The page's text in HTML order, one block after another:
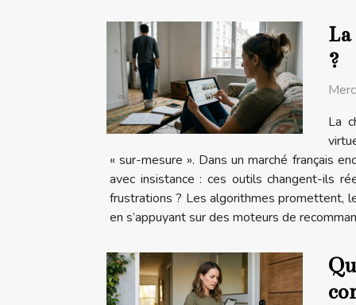
?
La
« sur-mesure ». Dans un marché français
avec insistance : ces outils changent-ils
frustrations ? Les algorithmes promettent,
en s’appuyant sur des moteurs de